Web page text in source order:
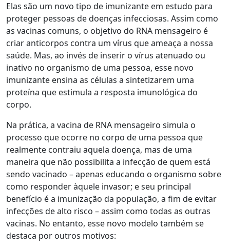
Elas são um novo tipo de imunizante em estudo para
proteger pessoas de doenças infecciosas. Assim como
as vacinas comuns, o objetivo do RNA mensageiro é
criar anticorpos contra um vírus que ameaça a nossa
saúde. Mas, ao invés de inserir o vírus atenuado ou
inativo no organismo de uma pessoa, esse novo
imunizante ensina as células a sintetizarem uma
proteína que estimula a resposta imunológica do
corpo.
Na prática, a vacina de RNA mensageiro simula o
processo que ocorre no corpo de uma pessoa que
realmente contraiu aquela doença, mas de uma
maneira que não possibilita a infecção de quem está
sendo vacinado – apenas educando o organismo sobre
como responder àquele invasor; e seu principal
benefício é a imunização da população, a fim de evitar
infecções de alto risco – assim como todas as outras
vacinas. No entanto, esse novo modelo também se
destaca por outros motivos: